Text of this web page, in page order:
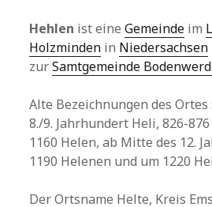
Hehlen ist eineGemeinde im
Holzminden in Niedersachsen
zurSamtgemeinde
Alte Bezeichnungen des Ortes
8./9. Jahrhundert Heli, 826-
1160 Helen, ab Mitte des 12.
1190 Helenen und um 1220
Der Ortsname Helte, Kreis